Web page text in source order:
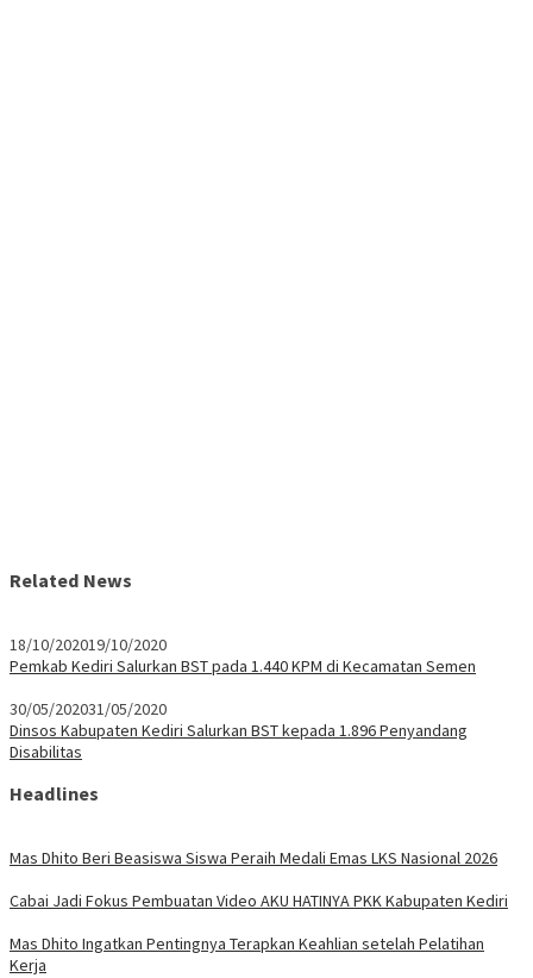
Related News
18/10/202019/10/2020
Pemkab Kediri Salurkan BST pada 1.440 KPM di Kecamatan Semen
30/05/202031/05/2020
Dinsos Kabupaten Kediri Salurkan BST kepada 1.896 Penyandang
Disabilitas
Headlines
Mas Dhito Beri Beasiswa Siswa Peraih Medali Emas LKS Nasional 2026
Cabai Jadi Fokus Pembuatan Video AKU HATINYA PKK Kabupaten Kediri
Mas Dhito Ingatkan Pentingnya Terapkan Keahlian setelah Pelatihan
Kerja